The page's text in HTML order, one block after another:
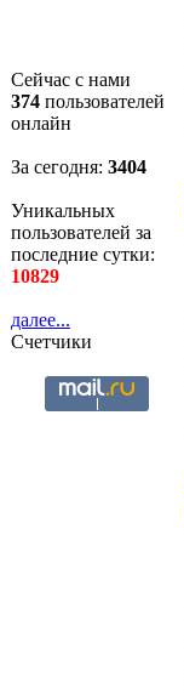
Сейчас с нами
374 пользователей
онлайн
За сегодня: 3404
Уникальных
пользователей за
последние сутки:
10829
далее...
Счетчики